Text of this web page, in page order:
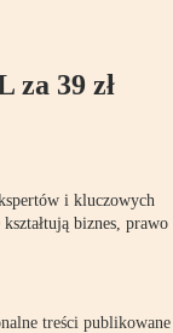
za 39 zł
i kluczowych
biznes, prawo
treści publikowane